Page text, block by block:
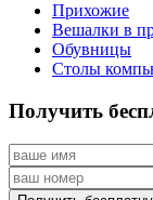
Прихожие
Вешалки в
Обувницы
Столы
Получить